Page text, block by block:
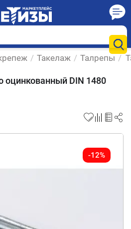
/ Такелаж / Талрепы /
оцинкованный DIN 1480
-12%